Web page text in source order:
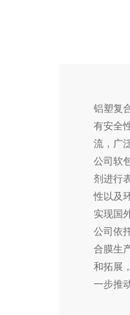
铝塑复
有安全
流，广
公司软
剂进行
性以及
实现国
公司依
合膜生
和拓展
一步推